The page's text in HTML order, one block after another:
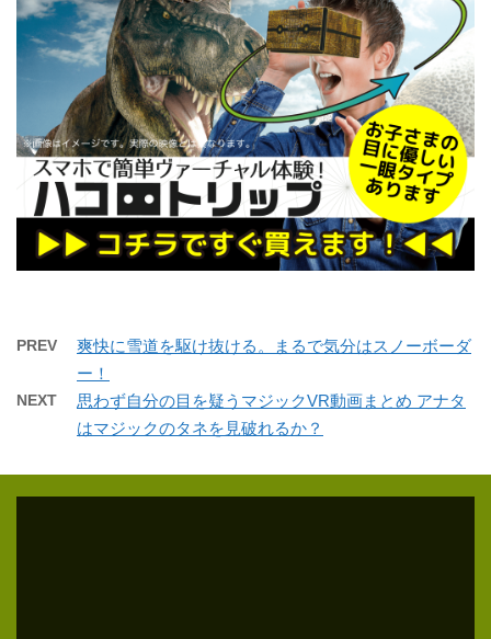
PREV
爽快に雪道を駆け抜ける。まるで気分はスノーボーダ
ー！
NEXT
思わず自分の目を疑うマジックVR動画まとめ アナタ
はマジックのタネを見破れるか？